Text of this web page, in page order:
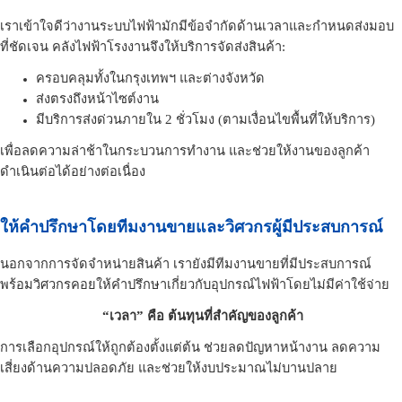
เราเข้าใจดีว่างานระบบไฟฟ้ามักมีข้อจำกัดด้านเวลาและกำหนดส่งมอบ
ที่ชัดเจน คลังไฟฟ้าโรงงานจึงให้บริการจัดส่งสินค้า:
ครอบคลุมทั้งในกรุงเทพฯ และต่างจังหวัด
ส่งตรงถึงหน้าไซต์งาน
มีบริการส่งด่วนภายใน 2 ชั่วโมง (ตามเงื่อนไขพื้นที่ให้บริการ)
เพื่อลดความล่าช้าในกระบวนการทำงาน และช่วยให้งานของลูกค้า
ดำเนินต่อได้อย่างต่อเนื่อง
ให้คำปรึกษาโดยทีมงานขายและวิศวกรผู้มีประสบการณ์
นอกจากการจัดจำหน่ายสินค้า เรายังมีทีมงานขายที่มีประสบการณ์
พร้อมวิศวกรคอยให้คำปรึกษาเกี่ยวกับอุปกรณ์ไฟฟ้าโดยไม่มีค่าใช้จ่าย
“เวลา” คือ ต้นทุนที่สำคัญของลูกค้า
การเลือกอุปกรณ์ให้ถูกต้องตั้งแต่ต้น ช่วยลดปัญหาหน้างาน ลดความ
เสี่ยงด้านความปลอดภัย และช่วยให้งบประมาณไม่บานปลาย